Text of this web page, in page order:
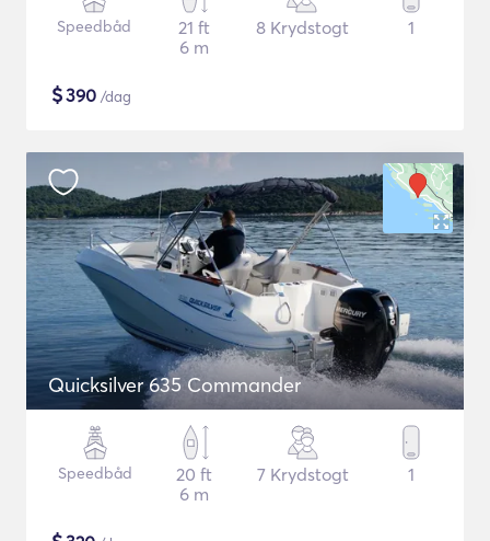
Speedbåd
21 ft
6 m
8 Krydstogt 1
$390 /dag
Quicksilver 635 Commander
Speedbåd
20 ft
6 m
7 Krydstogt 1